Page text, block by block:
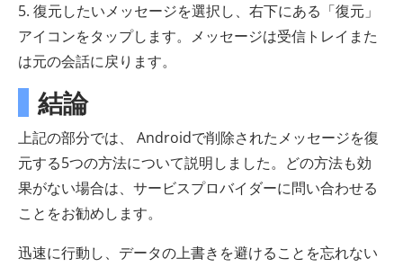
5. 復元したいメッセージを選択し、右下にある「復元」
アイコンをタップします。メッセージは受信トレイまた
は元の会話に戻ります。
結論
上記の部分では、 Androidで削除されたメッセージを復
元する5つの方法について説明しました。どの方法も効
果がない場合は、サービスプロバイダーに問い合わせる
ことをお勧めします。
迅速に行動し、データの上書きを避けることを忘れない